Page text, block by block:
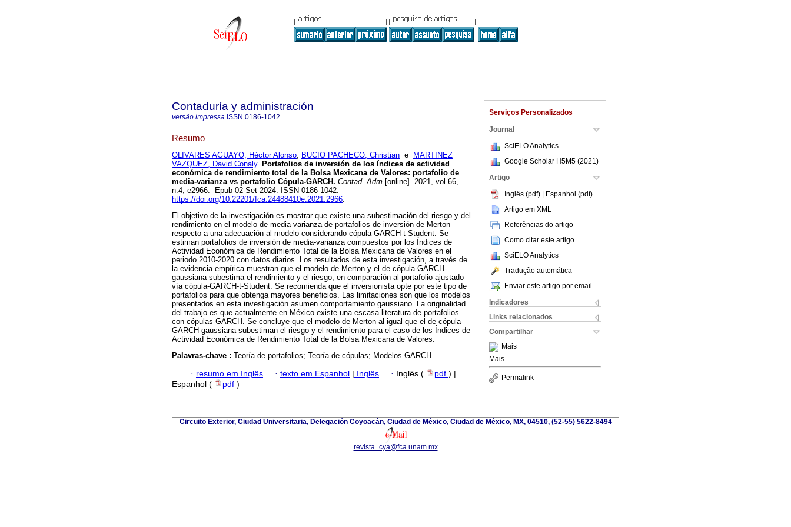
Serviços Personalizados
Journal
SciELO Analytics
Google Scholar H5M5 (2021 )
Artigo
Inglês (pdf) | Espanhol (pdf)
Artigo em XML
Referências do artigo
Como citar este artigo
SciELO Analytics
Tradução automática
Enviar este artigo por email
Indicadores
Links relacionados
Compartilhar
Mais
Mais
Permalink
Contaduría y administración
versão impressa ISSN 0186-1042
Resumo
OLIVARES AGUAYO, Héctor Alonso; BUCIO PACHECO, Christian e
MARTINEZ
VAZQUEZ, David Conaly. Portafolios de inversión de los índices de actividad
económica de rendimiento total de la Bolsa Mexicana de Valores: portafolio de
media-varianza vs portafolio Cópula-GARCH. Contad. Adm [online]. 2021, vol.66,
n.4, e2966. Epub 02-Set-2024. ISSN 0186-1042.
https://doi.org/10.22201/fca.24488410e.2021.2966.
El objetivo de la investigación es mostrar que existe una subestimación del riesgo y del
rendimiento en el modelo de media-varianza de portafolios de inversión de Merton
respecto a una adecuación al modelo considerando cópula-GARCH-t-Student. Se
estiman portafolios de inversión de media-varianza compuestos por los Índices de
Actividad Económica de Rendimiento Total de la Bolsa Mexicana de Valores en el
periodo 2010-2020 con datos diarios. Los resultados de esta investigación, a través de
la evidencia empírica muestran que el modelo de Merton y el de cópula-GARCH-
gaussiana subestima el rendimiento y el riesgo, en comparación al portafolio ajustado
vía cópula-GARCH-t-Student. Se recomienda que el inversionista opte por este tipo de
portafolios para que obtenga mayores beneficios. Las limitaciones son que los modelos
presentados en esta investigación asumen comportamiento gaussiano. La originalidad
del trabajo es que actualmente en México existe una escasa literatura de portafolios
con cópulas-GARCH. Se concluye que el modelo de Merton al igual que el de cópula-
GARCH-gaussiana subestiman el riesgo y el rendimiento para el caso de los Índices de
Actividad Económica de Rendimiento Total de la Bolsa Mexicana de Valores.
Palavras-chave : Teoría de portafolios; Teoría de cópulas; Modelos GARCH.
· resumo em Inglês · texto em Espanhol | Inglês · Inglês ( pdf ) |
Espanhol (
pdf )
Circuito Exterior, Ciudad Universitaria, Delegación Coyoacán, Ciudad de México, Ciudad de México, MX, 04510, (52-55) 5622-8494
revista_cya@fca.unam.mx